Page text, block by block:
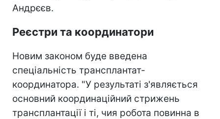
Андрєєв.
Реєстри та координатори
Новим законом буде введена
спеціальність трансплантат-
координатора. "У результаті з'являється
основний координаційний стрижень
трансплантації і ті, чия робота повинна в